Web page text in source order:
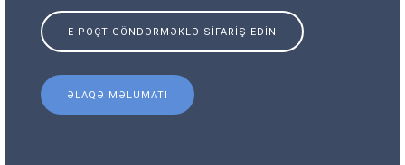
E-POÇT GÖNDƏRMƏKLƏ SIFARIŞ EDIN
ƏLAQƏ MƏLUMATI